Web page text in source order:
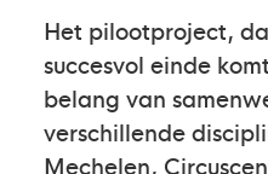
Het pilootproject,
succesvol einde
belang van
verschillende
Mechelen,